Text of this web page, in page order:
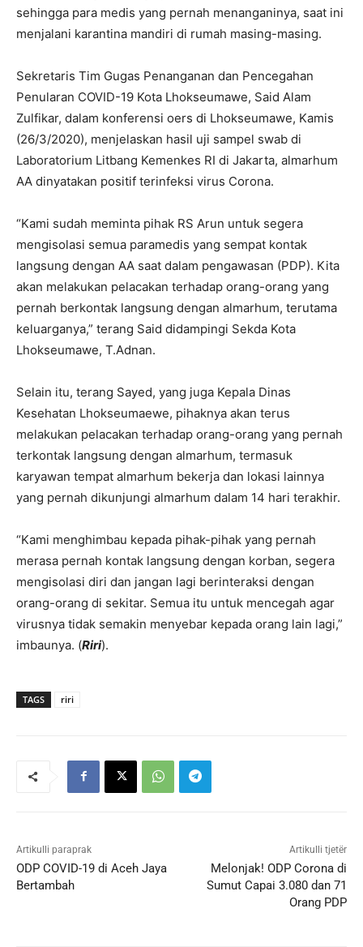
sehingga para medis yang pernah menanganinya, saat ini
menjalani karantina mandiri di rumah masing-masing.
Sekretaris Tim Gugas Penanganan dan Pencegahan
Penularan COVID-19 Kota Lhokseumawe, Said Alam
Zulfikar, dalam konferensi oers di Lhokseumawe, Kamis
(26/3/2020), menjelaskan hasil uji sampel swab di
Laboratorium Litbang Kemenkes RI di Jakarta, almarhum
AA dinyatakan positif terinfeksi virus Corona.
“Kami sudah meminta pihak RS Arun untuk segera
mengisolasi semua paramedis yang sempat kontak
langsung dengan AA saat dalam pengawasan (PDP). Kita
akan melakukan pelacakan terhadap orang-orang yang
pernah berkontak langsung dengan almarhum, terutama
keluarganya,” terang Said didampingi Sekda Kota
Lhokseumawe, T.Adnan.
Selain itu, terang Sayed, yang juga Kepala Dinas
Kesehatan Lhokseumaewe, pihaknya akan terus
melakukan pelacakan terhadap orang-orang yang pernah
terkontak langsung dengan almarhum, termasuk
karyawan tempat almarhum bekerja dan lokasi lainnya
yang pernah dikunjungi almarhum dalam 14 hari terakhir.
“Kami menghimbau kepada pihak-pihak yang pernah
merasa pernah kontak langsung dengan korban, segera
mengisolasi diri dan jangan lagi berinteraksi dengan
orang-orang di sekitar. Semua itu untuk mencegah agar
virusnya tidak semakin menyebar kepada orang lain lagi,”
imbaunya. (Riri).
TAGS riri
Artikulli paraprak
ODP COVID-19 di Aceh Jaya
Bertambah
Artikulli tjetër
Melonjak! ODP Corona di
Sumut Capai 3.080 dan 71
Orang PDP